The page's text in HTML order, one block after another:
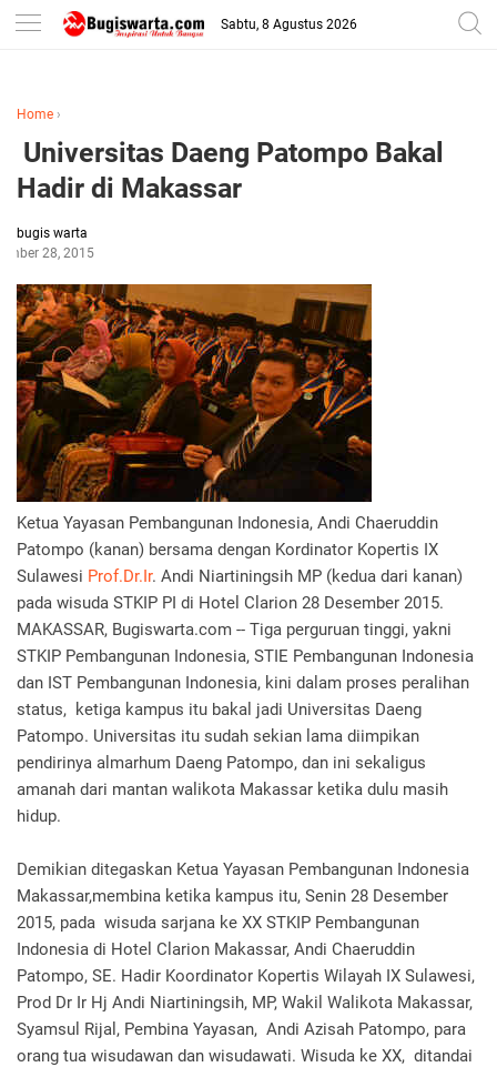
-->
Sabtu, 8 Agustus 2026
Home ›
Universitas Daeng Patompo Bakal
Hadir di Makassar
bugis warta
28, 2015
Ketua Yayasan Pembangunan Indonesia, Andi Chaeruddin
Patompo (kanan) bersama dengan Kordinator Kopertis IX
Sulawesi Prof.Dr.Ir. Andi Niartiningsih MP (kedua dari kanan)
pada wisuda STKIP PI di Hotel Clarion 28 Desember 2015.
MAKASSAR, Bugiswarta.com -- Tiga perguruan tinggi, yakni
STKIP Pembangunan Indonesia, STIE Pembangunan Indonesia
dan IST Pembangunan Indonesia, kini dalam proses peralihan
status, ketiga kampus itu bakal jadi Universitas Daeng
Patompo. Universitas itu sudah sekian lama diimpikan
pendirinya almarhum Daeng Patompo, dan ini sekaligus
amanah dari mantan walikota Makassar ketika dulu masih
hidup.
Demikian ditegaskan Ketua Yayasan Pembangunan Indonesia
Makassar,membina ketika kampus itu, Senin 28 Desember
2015, pada wisuda sarjana ke XX STKIP Pembangunan
Indonesia di Hotel Clarion Makassar, Andi Chaeruddin
Patompo, SE. Hadir Koordinator Kopertis Wilayah IX Sulawesi,
Prod Dr Ir Hj Andi Niartiningsih, MP, Wakil Walikota Makassar,
Syamsul Rijal, Pembina Yayasan, Andi Azisah Patompo, para
orang tua wisudawan dan wisudawati. Wisuda ke XX, ditandai